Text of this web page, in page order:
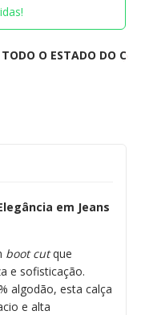
ESTADO DO CEARÁ
em Jeans
boot cutque
e sofisticação.
algodão, esta calça
e alta